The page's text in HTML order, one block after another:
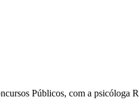
Públicos, com a psicóloga